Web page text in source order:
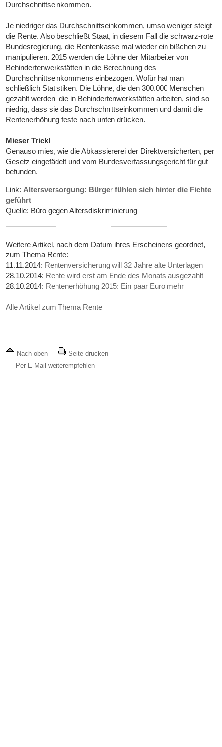
Durchschnittseinkommen.
Je niedriger das Durchschnittseinkommen, umso weniger steigt
die Rente. Also beschließt Staat, in diesem Fall die schwarz-rote
Bundesregierung, die Rentenkasse mal wieder ein bißchen zu
manipulieren. 2015 werden die Löhne der Mitarbeiter von
Behindertenwerkstätten in die Berechnung des
Durchschnittseinkommens einbezogen. Wofür hat man
schließlich Statistiken. Die Löhne, die den 300.000 Menschen
gezahlt werden, die in Behindertenwerkstätten arbeiten, sind so
niedrig, dass sie das Durchschnittseinkommen und damit die
Rentenerhöhung feste nach unten drücken.
Mieser Trick!
Genauso mies, wie die Abkassiererei der Direktversicherten, per
Gesetz eingefädelt und vom Bundesverfassungsgericht für gut
befunden.
Link: Altersversorgung: Bürger fühlen sich hinter die Fichte
geführt
Quelle: Büro gegen Altersdiskriminierung
Weitere Artikel, nach dem Datum ihres Erscheinens geordnet,
zum Thema Rente:
11.11.2014: Rentenversicherung will 32 Jahre alte Unterlagen
28.10.2014: Rente wird erst am Ende des Monats ausgezahlt
28.10.2014: Rentenerhöhung 2015: Ein paar Euro mehr
Alle Artikel zum Thema Rente
Nach oben
Seite drucken
Per E-Mail weiterempfehlen